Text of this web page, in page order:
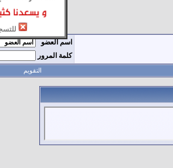
اسم العضو
كلمة المرور
التقويم